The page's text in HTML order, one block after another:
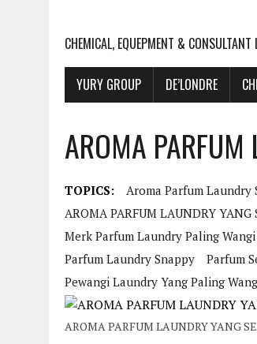
CHEMICAL, EQUEPMENT &
YURY GROUP DE’LONDRE
AROMA PARFUM
TOPICS: Aroma Parfum Laundry
AROMA PARFUM LAUNDRY YANG
Merk Parfum Laundry Paling
Parfum Laundry Snappy
Parfum
Pewangi Laundry Yang Paling
AROMA PARFUM LAUNDRY YANG